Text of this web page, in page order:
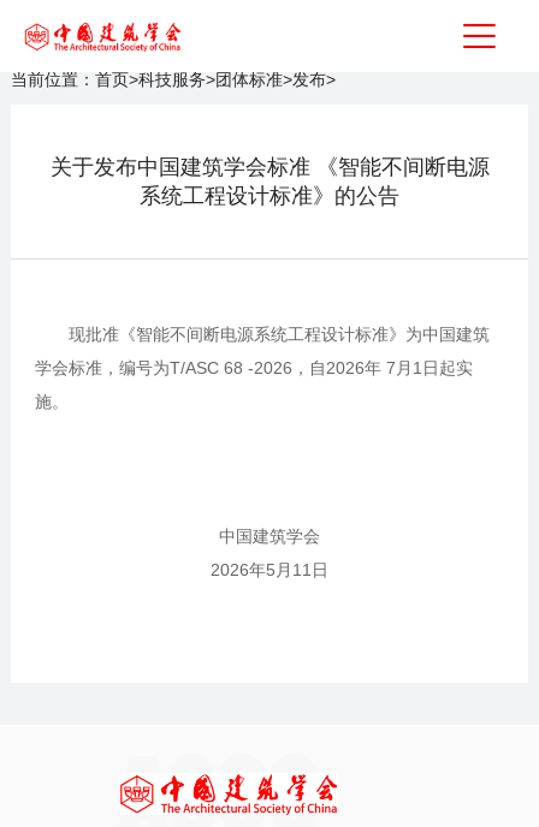
当前位置： 首页>科技服务>团体标准>发布>
关于发布中国建筑学会标准 《智能不间断电源
系统工程设计标准》的公告
现批准《智能不间断电源系统工程设计标准》为中国建筑
学会标准，编号为T/ASC 68 -2026，自2026年 7月1日起实
施。
中国建筑学会
2026年5月11日